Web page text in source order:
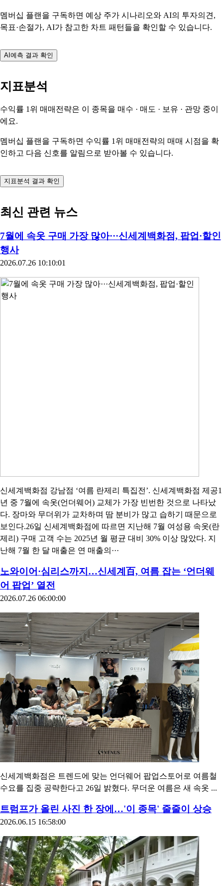
멤버십 플랜을 구독하면 예상 주가 시나리오와 AI의 투자의견,
목표·손절가, AI가 참고한 차트 패턴들을 확인할 수 있습니다.
AI예측 결과 확인
지표분석
수익률 1위 매매전략은 이 종목을 매수 · 매도 · 보유 · 관망 중이
에요.
멤버십 플랜을 구독하면 수익률 1위 매매전략의 매매 시점을 확
인하고 다음 신호를 알림으로 받아볼 수 있습니다.
지표분석 결과 확인
최신 관련 뉴스
7월에 속옷 구매 가장 많아···신세계백화점, 팝업·할인
행사
2026.07.26 10:10:01
신세계백화점 강남점 ‘여름 란제리 특집전’. 신세계백화점 제공1
년 중 7월에 속옷(언더웨어) 교체가 가장 빈번한 것으로 나타났
다. 장마와 무더위가 교차하며 땀 분비가 많고 습하기 때문으로
보인다.26일 신세계백화점에 따르면 지난해 7월 여성용 속옷(란
제리) 구매 고객 수는 2025년 월 평균 대비 30% 이상 많았다. 지
난해 7월 한 달 매출은 연 매출의···
노와이어·심리스까지…신세계百, 여름 잡는 ‘언더웨
어 팝업’ 열전
2026.07.26 06:00:00
신세계백화점은 트렌드에 맞는 언더웨어 팝업스토어로 여름철
수요를 집중 공략한다고 26일 밝혔다. 무더운 여름은 새 속옷 ...
트럼프가 올린 사진 한 장에…'이 종목' 줄줄이 상승
2026.06.15 16:58:00